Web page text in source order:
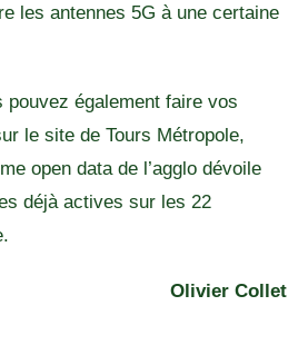
les antennes 5G à une certaine
pouvez également faire vos
le site de Tours Métropole,
open data de l’agglo dévoile
déjà actives sur les 22
Olivier Collet